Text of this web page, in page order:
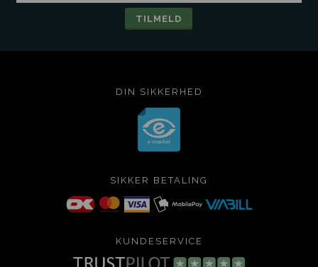
DIN SIKKERHED
SIKKER BETALING
KUNDESERVICE